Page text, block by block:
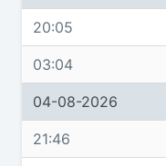
20:05
03:04
04-08-2026
21:46